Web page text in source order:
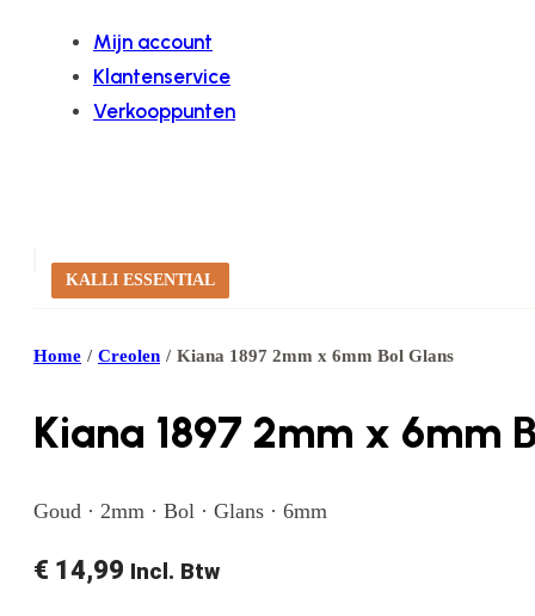
Mijn account
Klantenservice
Verkooppunten
KALLI ESSENTIAL
Home / Creolen / Kiana 1897 2mm x 6mm Bol Glans
Kiana 1897 2mm x 6mm
Goud · 2mm · Bol · Glans · 6mm
€ 14,99 Incl. Btw